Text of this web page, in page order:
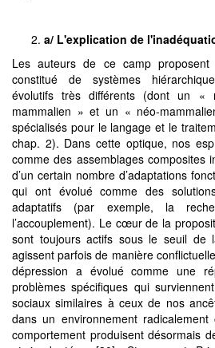
a/ L'explication de
Les auteurs de ce camp
constitué de systèmes
évolutifs très différents (dont un
mammalien » et un « néo-
spécialisés pour le langage et le
chap. 2). Dans cette optique, nos
comme des assemblages composites
d’un certain nombre d’adaptations
qui ont évolué comme des
adaptatifs (par exemple, la
l’accouplement). Le cœur de la
sont toujours actifs sous le seuil de
agissent parfois de manière
dépression a évolué comme une
problèmes spécifiques qui
sociaux similaires à ceux de nos
dans un environnement
comportement produisent désormais